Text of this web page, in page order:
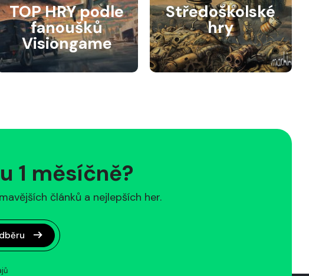
TOP HRY podle
fanoušků
Visiongame
Středoškolské
hry
1 měsíčně?
článků a nejlepších her.